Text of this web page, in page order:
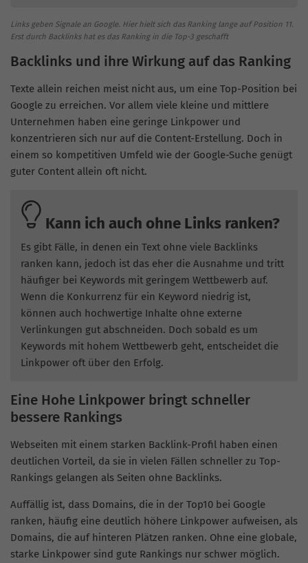
Links geben Signale an Google. Hier hielt sich das Ranking lange auf Position 11.
Erst durch Backlinks hat es das Ranking in die Top-3 geschafft
Backlinks und ihre Wirkung auf das Ranking
Texte allein reichen meist nicht aus, um eine Top-Position bei
Google zu erreichen. Vor allem viele kleine und mittlere
Unternehmen haben eine geringe Linkpower und
konzentrieren sich nur auf die Content-Erstellung. Doch in
einem so kompetitiven Umfeld wie der Google-Suche genügt
guter Content allein oft nicht​​.
Kann ich auch ohne Links ranken?
Es gibt Fälle, in denen ein Text ohne viele Backlinks
ranken kann, jedoch ist das eher die Ausnahme und tritt
häufiger bei Keywords mit geringem Wettbewerb auf.
Wenn die Konkurrenz für ein Keyword niedrig ist,
können auch hochwertige Inhalte ohne externe
Verlinkungen gut abschneiden. Doch sobald es um
Keywords mit hohem Wettbewerb geht, entscheidet die
Linkpower oft über den Erfolg​.
Eine Hohe Linkpower bringt schneller
bessere Rankings
Webseiten mit einem starken Backlink-Profil haben einen
deutlichen Vorteil, da sie in vielen Fällen schneller zu Top-
Rankings gelangen als Seiten ohne Backlinks.
Auffällig ist, dass Domains, die in der Top10 bei Google
ranken, häufig eine deutlich höhere Linkpower aufweisen, als
Domains, die auf hinteren Plätzen ranken. Ohne eine globale,
starke Linkpower sind gute Rankings nur schwer möglich.